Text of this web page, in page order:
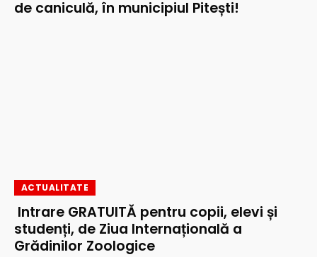
de caniculă, în municipiul Pitești!
ACTUALITATE
Intrare GRATUITĂ pentru copii, elevi și
studenți, de Ziua Internațională a
Grădinilor Zoologice